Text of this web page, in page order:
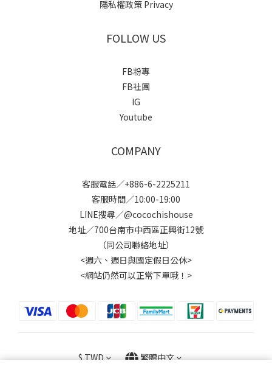
隱私權政策 Privacy
FOLLOW US
FB粉專
FB社團
IG
Youtube
COMPANY
客服電話／+886-6-2225211
客服時間／10:00-19:00
LINE搜尋／@cocochishouse
地址／700台南市中西區正興街12號
（同公司聯絡地址）
<週六、週日與國定假日公休>
<網站仍然可以正常下單哦！>
$TWD 繁體中文